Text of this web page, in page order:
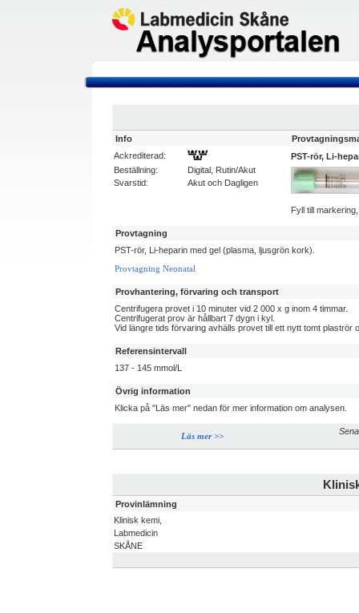
Info
Ackrediterad:
Beställning:
Digital, Rutin/Akut
Svarstid:
Akut och Dagligen
PST-rör, Li-
Fyll till
Provtagning
PST-rör, Li-heparin med gel (plasma, ljusgrön kork).
Provtagning Neonatal
Provhantering, förvaring och transport
Centrifugera provet i 10 minuter vid 2 000 x g inom 4 timmar.
Centrifugerat prov är hållbart 7 dygn i kyl.
Vid längre tids förvaring avhälls provet till ett nytt tomt plaströr
Referensintervall
137 - 145 mmol/L
Övrig information
Klicka på "Läs mer" nedan för mer information om analysen.
Läs mer >>
Provinlämning
Klinisk kemi,
Labmedicin
SKÅNE